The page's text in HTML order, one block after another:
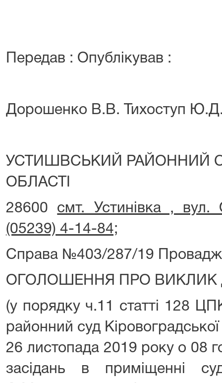
Передав : Опублікував :
Дорошенко В.В. Тихоступ
УСТИШВСЬКИЙ РАЙОННИЙ
ОБЛАСТІ
28600 смт. Устинівка ,
(05239) 4-14-84;
Справа №403/287/19
ОГОЛОШЕННЯ ПРО ВИКЛИК
(у порядку ч.11 статті 128
районний суд
26 листопада 2019 року о 08
засідань в приміщенні